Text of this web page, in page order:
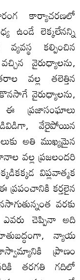
కార్యాచరణలో
ఉండే లెక్కలేనన్ని
కల్పించిన
వైరుధ్యాలను,
వల్ల తలెత్తిన
వైరుధ్యాలను,
ఈ ప్రజాసంఘాలు
వేరైపోయిన
అతి ముఖ్యమైన
వల్ల ప్రజలందరి
విప్లవాత్మక
కర్తలైన
వరకు
చెప్పినా అది
న్యాయ
ప్రాణం
తరగతి గదిలో